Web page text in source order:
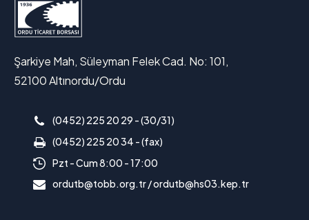
Şarkiye Mah, Süleyman Felek Cad. No: 101,
52100 Altınordu/Ordu
(0452) 225 20 29 - (30/31)
(0452) 225 20 34 - (fax)
Pzt - Cum 8:00 - 17:00
ordutb@tobb.org.tr / ordutb@hs03.kep.tr